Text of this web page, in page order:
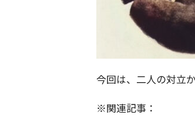
今回は、二人の対立
※関連記事：